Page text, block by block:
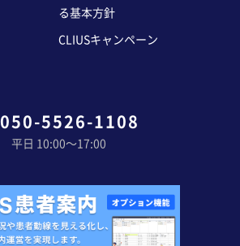
050-5526-1108
平日 10:00〜17:00
る基本方針
CLIUSキャンペーン